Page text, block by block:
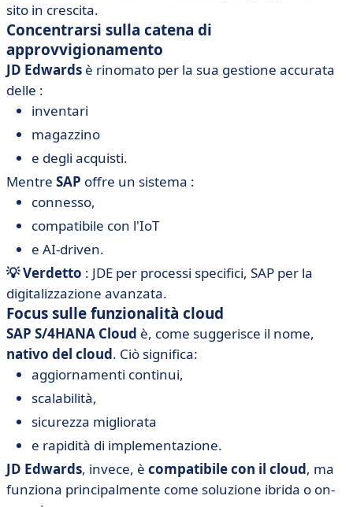
sito in crescita.
Concentrarsi sulla catena di
approvvigionamento
JD Edwards è rinomato per la sua gestione accurata
delle :
inventari
magazzino
e degli acquisti.
Mentre SAP offre un sistema :
connesso,
compatibile con l'IoT
e AI-driven.
💡 Verdetto : JDE per processi specifici, SAP per la
digitalizzazione avanzata.
Focus sulle funzionalità cloud
SAP S/4HANA Cloud è, come suggerisce il nome,
nativo del cloud. Ciò significa:
aggiornamenti continui,
scalabilità,
sicurezza migliorata
e rapidità di implementazione.
JD Edwards, invece, è compatibile con il cloud, ma
funziona principalmente come soluzione ibrida o on-